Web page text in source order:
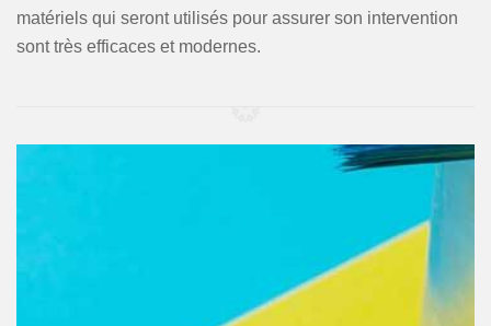
matériels qui seront utilisés pour assurer son intervention
sont très efficaces et modernes.